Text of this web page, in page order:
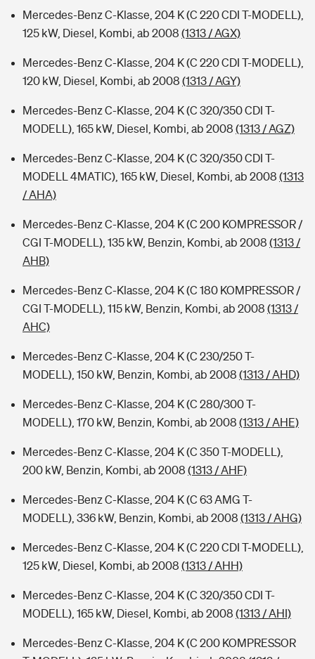
Mercedes-Benz C-Klasse, 204 K (C 220 CDI T-MODELL),
125 kW, Diesel, Kombi, ab 2008 (1313 / AGX)
Mercedes-Benz C-Klasse, 204 K (C 220 CDI T-MODELL),
120 kW, Diesel, Kombi, ab 2008 (1313 / AGY)
Mercedes-Benz C-Klasse, 204 K (C 320/350 CDI T-
MODELL), 165 kW, Diesel, Kombi, ab 2008 (1313 / AGZ)
Mercedes-Benz C-Klasse, 204 K (C 320/350 CDI T-
MODELL 4MATIC), 165 kW, Diesel, Kombi, ab 2008 (1313
/ AHA)
Mercedes-Benz C-Klasse, 204 K (C 200 KOMPRESSOR /
CGI T-MODELL), 135 kW, Benzin, Kombi, ab 2008 (1313 /
AHB)
Mercedes-Benz C-Klasse, 204 K (C 180 KOMPRESSOR /
CGI T-MODELL), 115 kW, Benzin, Kombi, ab 2008 (1313 /
AHC)
Mercedes-Benz C-Klasse, 204 K (C 230/250 T-
MODELL), 150 kW, Benzin, Kombi, ab 2008 (1313 / AHD)
Mercedes-Benz C-Klasse, 204 K (C 280/300 T-
MODELL), 170 kW, Benzin, Kombi, ab 2008 (1313 / AHE)
Mercedes-Benz C-Klasse, 204 K (C 350 T-MODELL),
200 kW, Benzin, Kombi, ab 2008 (1313 / AHF)
Mercedes-Benz C-Klasse, 204 K (C 63 AMG T-
MODELL), 336 kW, Benzin, Kombi, ab 2008 (1313 / AHG)
Mercedes-Benz C-Klasse, 204 K (C 220 CDI T-MODELL),
125 kW, Diesel, Kombi, ab 2008 (1313 / AHH)
Mercedes-Benz C-Klasse, 204 K (C 320/350 CDI T-
MODELL), 165 kW, Diesel, Kombi, ab 2008 (1313 / AHI)
Mercedes-Benz C-Klasse, 204 K (C 200 KOMPRESSOR